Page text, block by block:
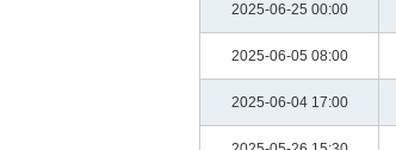
2025-06-25 00:00
2025-06-05 08:00
2025-06-04 17:00